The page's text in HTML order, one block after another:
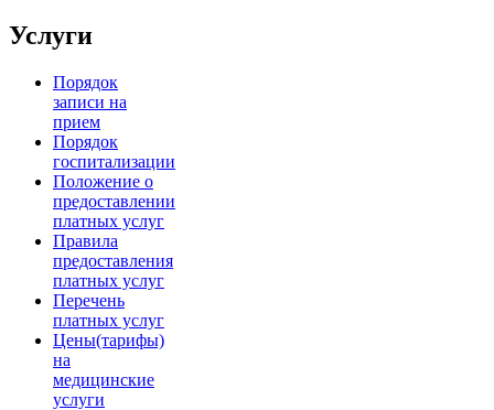
Услуги
Порядок
записи на
прием
Порядок
госпитализации
Положение о
предоставлении
платных услуг
Правила
предоставления
платных услуг
Перечень
платных услуг
Цены(тарифы)
на
медицинские
услуги